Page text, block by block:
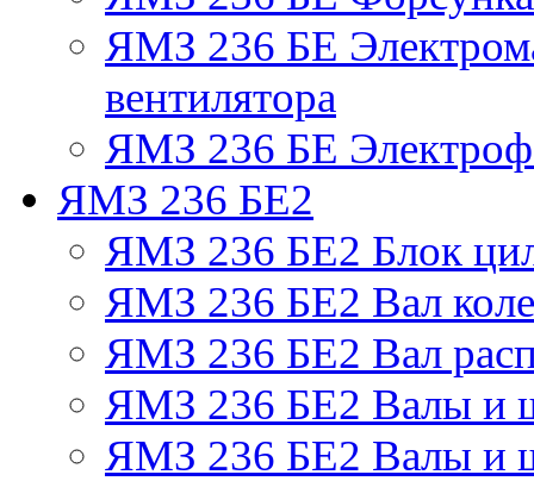
ЯМЗ 236 БЕ
вентилятора
ЯМЗ 236 БЕ
ЯМЗ 236 БЕ2
ЯМЗ 236 БЕ2 Блок
ЯМЗ 236 БЕ2 Вал
ЯМЗ 236 БЕ2 Вал
ЯМЗ 236 БЕ2 Валы и
ЯМЗ 236 БЕ2 Валы и